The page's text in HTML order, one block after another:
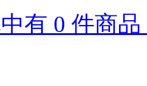
有 0 件商